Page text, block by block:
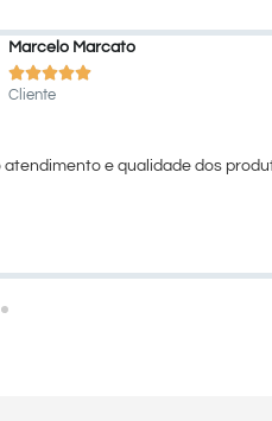
Marcelo Marcato

Cliente
atendimento e qualidade dos